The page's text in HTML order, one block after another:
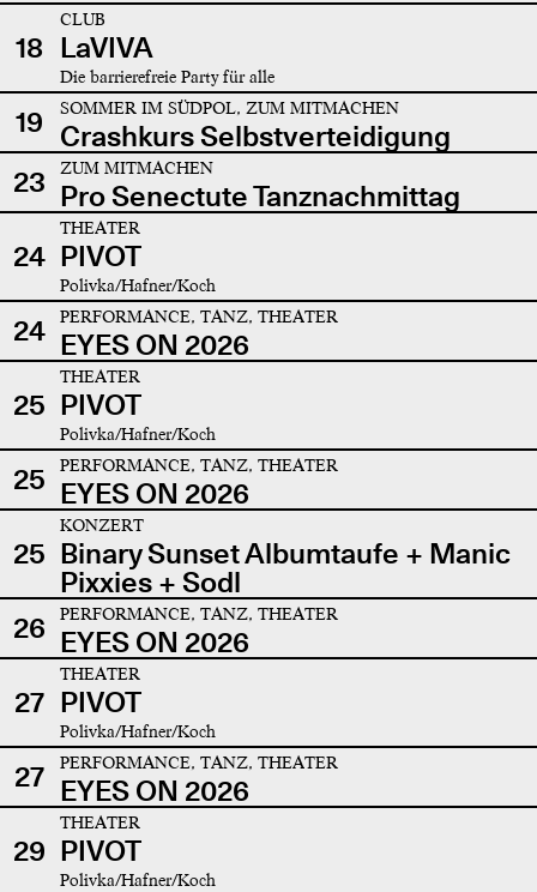
18
CLUB
LaVIVA
Die barrierefreie Party für alle
19 SOMMER IM SÜDPOL, ZUM MITMACHEN
Crashkurs Selbstverteidigung
23
ZUM MITMACHEN
Pro Senectute Tanznachmittag
24
THEATER
PIVOT
Polivka/Hafner/Koch
24 PERFORMANCE, TANZ, THEATER
EYES ON 2026
25
THEATER
PIVOT
Polivka/Hafner/Koch
25 PERFORMANCE, TANZ, THEATER
EYES ON 2026
25
KONZERT
Binary Sunset Albumtaufe + Manic
Pixxies + Sodl
26
PERFORMANCE, TANZ, THEATER
EYES ON 2026
27
THEATER
PIVOT
Polivka/Hafner/Koch
27 PERFORMANCE, TANZ, THEATER
EYES ON 2026
29
THEATER
PIVOT
Polivka/Hafner/Koch